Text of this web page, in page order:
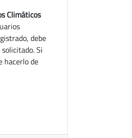
Climáticos
debe
Si
hacerlo de